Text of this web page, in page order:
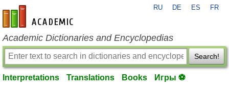
en-academic.com
RU DE ES FR
Academic Dictionaries and Encyclopedias
Search!
Interpretations Translations Books Игры ⚽